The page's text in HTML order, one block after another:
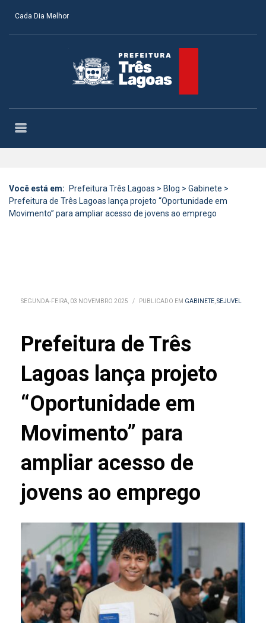
Cada Dia Melhor
Você está em: Prefeitura Três Lagoas > Blog > Gabinete >
Prefeitura de Três Lagoas lança projeto “Oportunidade em
Movimento” para ampliar acesso de jovens ao emprego
SEGUNDA-FEIRA, 03 NOVEMBRO 2025 / PUBLICADO EM GABINETE,SEJUVEL
Prefeitura de Três
Lagoas lança projeto
“Oportunidade em
Movimento” para
ampliar acesso de
jovens ao emprego